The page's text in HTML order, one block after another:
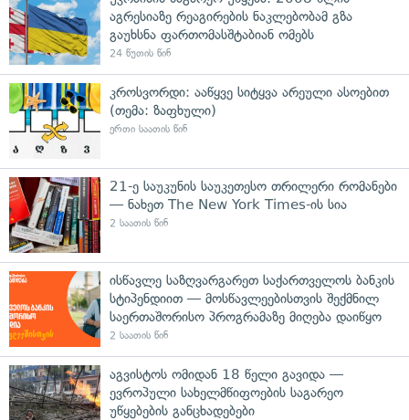
აგრესიაზე რეაგირების ნაკლებობამ გზა
გაუხსნა ფართომასშტაბიან ომებს
24 წუთის წინ
კროსვორდი: ააწყვე სიტყვა არეული ასოებით
(თემა: ზაფხული)
ერთი საათის წინ
21-ე საუკუნის საუკეთესო თრილერი რომანები
— ნახეთ The New York Times-ის სია
2 საათის წინ
ისწავლე საზღვარგარეთ საქართველოს ბანკის
სტიპენდიით — მოსწავლეებისთვის შექმნილ
საერთაშორისო პროგრამაზე მიღება დაიწყო
2 საათის წინ
აგვისტოს ომიდან 18 წელი გავიდა —
ევროპული სახელმწიფოების საგარეო
უწყებების განცხადებები